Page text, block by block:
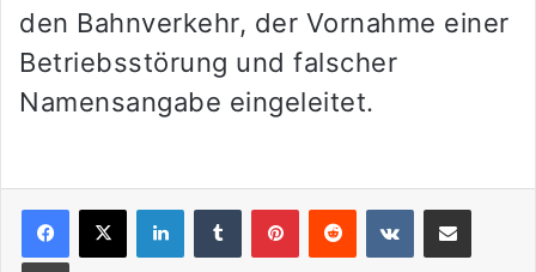
den Bahnverkehr, der Vornahme einer
Betriebsstörung und falscher
Namensangabe eingeleitet.
LinkedInTumblr PinterestReddit VKontakteTeile per E-Mail
Drucken